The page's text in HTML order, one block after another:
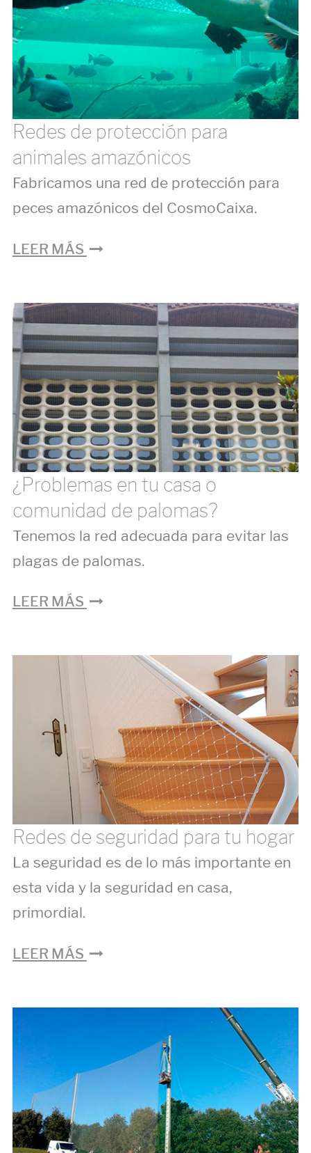
Redes de protección para
animales amazónicos
Fabricamos una red de protección para
peces amazónicos del CosmoCaixa.
LEER MÁS
¿Problemas en tu casa o
comunidad de palomas?
Tenemos la red adecuada para evitar las
plagas de palomas.
LEER MÁS
Redes de seguridad para tu hogar
La seguridad es de lo más importante en
esta vida y la seguridad en casa,
primordial.
LEER MÁS